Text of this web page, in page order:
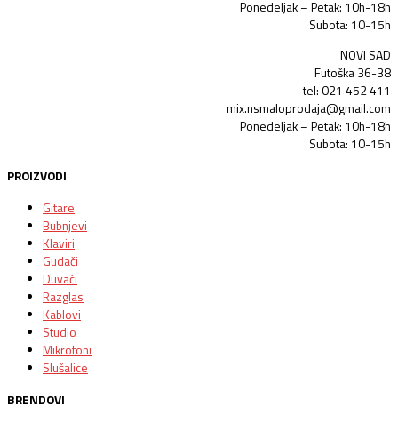
Ponedeljak – Petak: 10h-18h
Subota: 10-15h
NOVI SAD
Futoška 36-38
tel: 021 452 411
mix.nsmaloprodaja@gmail.com
Ponedeljak – Petak: 10h-18h
Subota: 10-15h
PROIZVODI
Gitare
Bubnjevi
Klaviri
Gudači
Duvači
Razglas
Kablovi
Studio
Mikrofoni
Slušalice
BRENDOVI